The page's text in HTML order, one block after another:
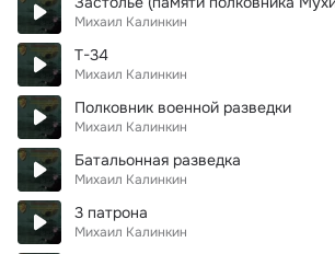
Михаил Калинкин
Т-34
Михаил Калинкин
Полковник военной разведки
Михаил Калинкин
Батальонная разведка
Михаил Калинкин
3 патрона
Михаил Калинкин